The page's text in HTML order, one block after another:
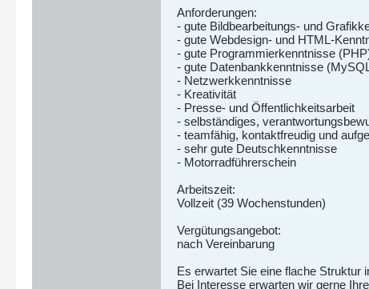
Anforderungen:
- gute Bildbearbeitungs- und
- gute Webdesign- und HTML-
- gute Programmierkenntnisse
- gute Datenbankkenntnisse
- Netzwerkkenntnisse
- Kreativität
- Presse- und Öffentlichkeitsarbeit
- selbständiges,
- teamfähig, kontaktfreudig und
- sehr gute Deutschkenntnisse
- Motorradführerschein
Arbeitszeit:
Vollzeit (39 Wochenstunden)
Vergütungsangebot:
nach Vereinbarung
Es erwartet Sie eine flache Struktur
Bei Interesse erwarten wir gerne